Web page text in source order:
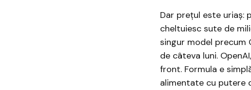
Dar prețul este uriaș:
cheltuiesc sute de
singur model precum
de câteva luni.
front. Formula e
alimentate cu putere